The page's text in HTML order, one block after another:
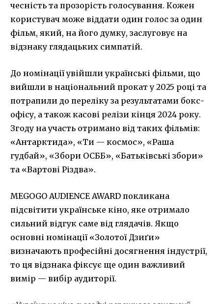
чесність та прозорість голосування. Кожен
користувач може віддати один голос за один
фільм, який, на його думку, заслуговує на
відзнаку глядацьких симпатій.
До номінації увійшли українські фільми, що
вийшли в національний прокат у 2025 році та
потрапили до переліку за результатами бокс-
офісу, а також касові релізи кінця 2024 року.
Згоду на участь отримано від таких фільмів:
«Антарктида», «Ти — космос», «Раша
гудбай», «Збори ОСББ», «Батьківські збори»
та «Вартові Різдва».
MEGOGO AUDIENCE AWARD покликана
підсвітити українське кіно, яке отримало
сильний відгук саме від глядачів. Якщо
основні номінації «Золотої Дзиґи»
визначають професійні досягнення індустрії,
то ця відзнака фіксує ще один важливий
вимір — вибір аудиторії.